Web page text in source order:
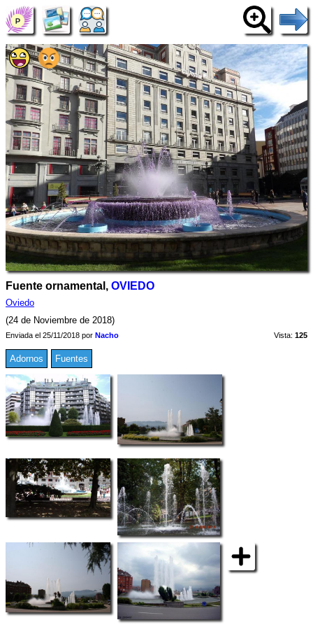
Fuente ornamental, OVIEDO
Oviedo
(24 de Noviembre de 2018)
Enviada el 25/11/2018 por Nacho Vista: 125
Adornos Fuentes